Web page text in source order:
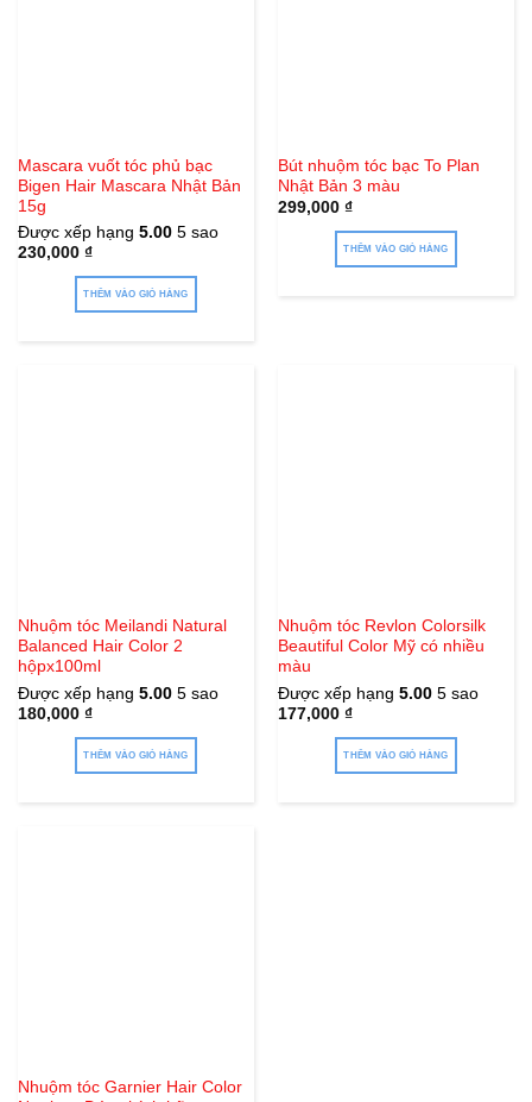
trên
trang
sản
Mascara vuốt tóc phủ bạc
Bigen Hair Mascara Nhật Bản
15g
Được xếp hạng 5.005 sao
230,000 ₫
THÊM VÀO GIỎ HÀNG
Bút nhuộm tóc bạc To Plan
Nhật Bản 3 màu
299,000 ₫
THÊM VÀO GIỎ HÀNG
Nhuộm tóc Meilandi Natural
Balanced Hair Color 2
hộpx100ml
Được xếp hạng 5.005 sao
180,000 ₫
THÊM VÀO GIỎ HÀNG
Nhuộm tóc Revlon Colorsilk
Beautiful Color Mỹ có nhiều
màu
Được xếp hạng 5.005 sao
177,000 ₫
THÊM VÀO GIỎ HÀNG
Nhuộm tóc Garnier Hair Color